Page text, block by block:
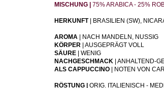
MISCHUNG | 75% ARABICA - 25%
HERKUNFT| BRASILIEN (SW),
AROMA | NACH MANDELN, NUSSIG
KÖRPER | AUSGEPRÄGT VOLL
SÄURE | WENIG
NACHGESCHMACK | ANHALTEND-
ALS CAPPUCCINO | NOTEN VON
RÖSTUNG | ORIG. ITALIENISCH -